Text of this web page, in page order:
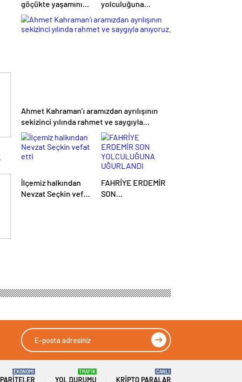
göçükte yaşamını
yitiren maden işçisi
toprağa verildi
yolculuğuna
uğurlandı
Ahmet Kahraman’ı aramızdan ayrılışının
sekizinci yılında rahmet ve saygıyla
anıyoruz.
İlçemiz halkından
Nevzat Seçkin vefat
FAHRİYE ERDEMİR
SON
PARITELER
EKONOMİ
YOL DURUMU
TRAFİK
KRIPTO PARALAR
CANLI